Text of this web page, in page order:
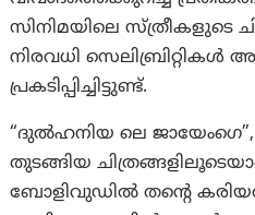
സിനിമയിലെ സ്ത്രീകളുടെ
നിരവധി സെലിബ്രിറ്റികൾ
പ്രകടിപ്പിച്ചിട്ടുണ്ട്.
“ദുൽഹനിയ ലെ
തുടങ്ങിയ
ബോളിവുഡിൽ തന്റെ